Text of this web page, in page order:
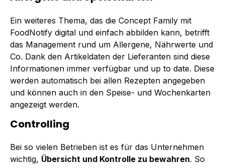
Ein weiteres Thema, das die Concept Family mit
FoodNotify digital und einfach abbilden kann, betrifft
das Management rund um Allergene, Nährwerte und
Co. Dank den Artikeldaten der Lieferanten sind diese
Informationen immer verfügbar und up to date. Diese
werden automatisch bei allen Rezepten angegeben
und können auch in den Speise- und Wochenkarten
angezeigt werden.
Controlling
Bei so vielen Betrieben ist es für das Unternehmen
wichtig, Übersicht und Kontrolle zu bewahren. So